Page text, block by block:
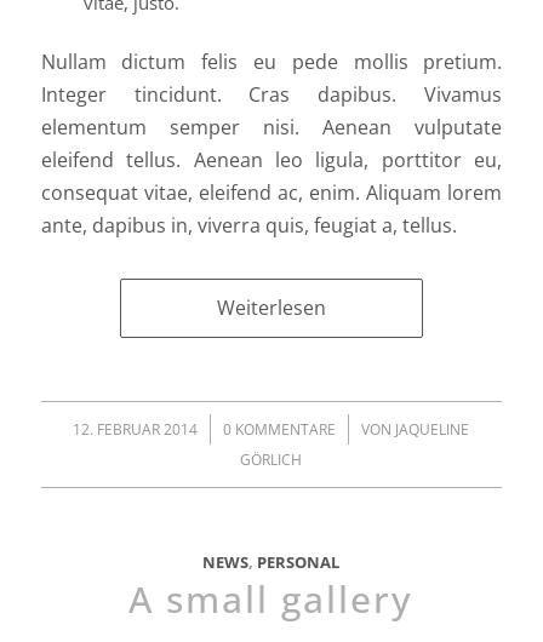
Nullam dictum felis eu pede mollis pretium.
Integer tincidunt. Cras dapibus. Vivamus
elementum semper nisi. Aenean vulputate
eleifend tellus. Aenean leo ligula, porttitor eu,
consequat vitae, eleifend ac, enim. Aliquam lorem
ante, dapibus in, viverra quis, feugiat a, tellus.
Weiterlesen
12. FEBRUAR 2014
/ 0 KOMMENTARE
/ VON JAQUELINE
GÖRLICH
NEWS, PERSONAL
A small gallery